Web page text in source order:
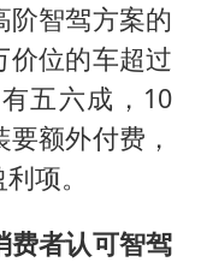
阶智驾方案的
价位的车超过
五六成，10
额外付费，
项。
费者认可智驾